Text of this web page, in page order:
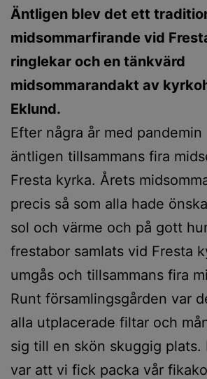
Äntligen blev det ett
midsommarfirande vid
ringlekar och en tänkvärd
midsommarandakt av
Eklund.
Efter några år med
äntligen tillsammans fira
Fresta kyrka. Årets
precis så som alla hade
sol och värme och på gott
frestabor samlats vid Fresta
umgås och tillsammans fira
Runt församlingsgården var
alla utplacerade filtar och
sig till en skön skuggig
var att vi fick packa vår